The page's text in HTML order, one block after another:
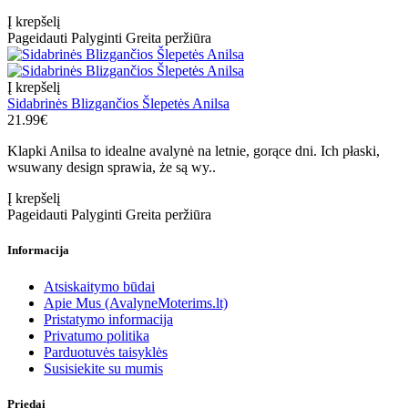
Į krepšelį
Pageidauti Palyginti Greita peržiūra
Į krepšelį
Sidabrinės Blizgančios Šlepetės Anilsa
21.99€
Klapki Anilsa to idealne avalynė na letnie, gorące dni. Ich płaski,
wsuwany design sprawia, że są wy..
Į krepšelį
Pageidauti Palyginti Greita peržiūra
Informacija
Atsiskaitymo būdai
Apie Mus (AvalyneMoterims.lt)
Pristatymo informacija
Privatumo politika
Parduotuvės taisyklės
Susisiekite su mumis
Priedai